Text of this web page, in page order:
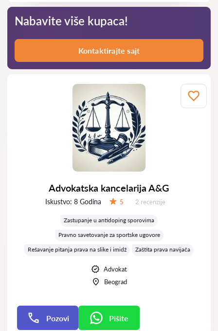
Nabavite više kupaca!
Kontaktirajte sajt
Advokatska kancelarija A&G
Iskustvo: 8 Godina 5 Recenzija:
2 recenzije
Zastupanje u antidoping sporovima
Pravno savetovanje za sportske ugovore
Rešavanje pitanja prava na slike i imidž
Zaštita prava navijača
Advokat
Beograd
Pozovi Pišite